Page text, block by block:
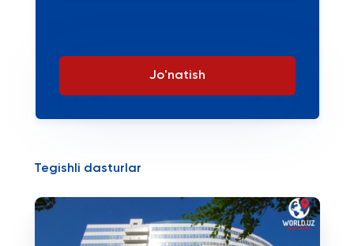
Jo'natish
Tegishli dasturlar